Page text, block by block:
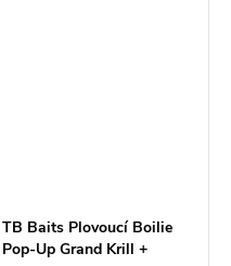
TB Baits Plovoucí Boilie
Pop-Up Grand Krill +